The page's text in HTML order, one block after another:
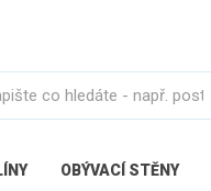
OBÝVACÍ STĚNY